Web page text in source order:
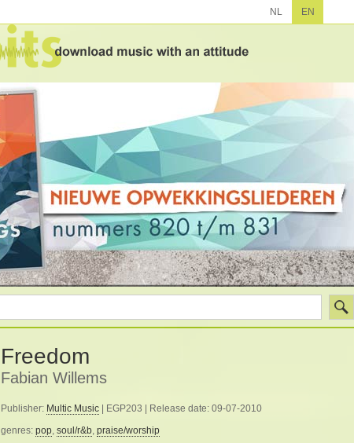
Freedom
Fabian Willems
Publisher: Multic Music | EGP203 | Release date: 09-07-2010
genres: pop, soul/r&b, praise/worship
NL EN